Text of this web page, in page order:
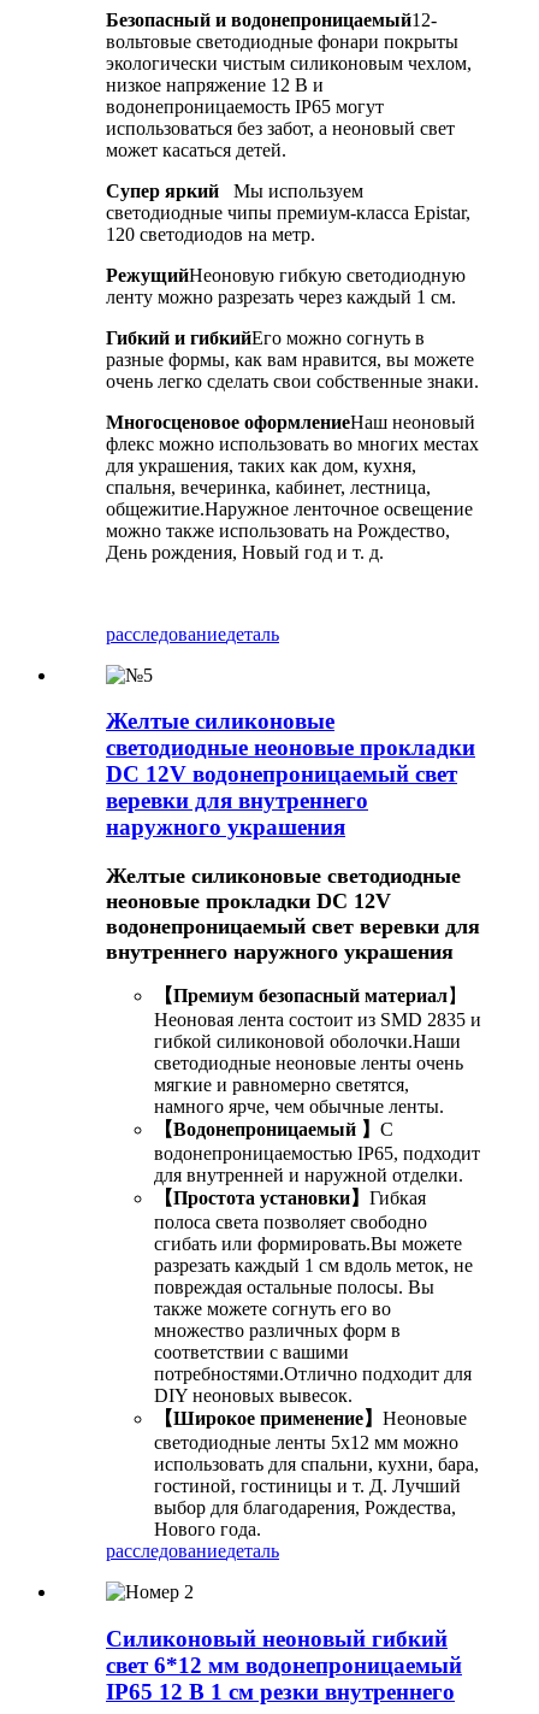
Безопасный и водонепроницаемый12-
вольтовые светодиодные фонари покрыты
экологически чистым силиконовым чехлом,
низкое напряжение 12 В и
водонепроницаемость IP65 могут
использоваться без забот, а неоновый свет
может касаться детей.
Супер яркий
Мы используем
светодиодные чипы премиум-класса Epistar,
120 светодиодов на метр.
РежущийНеоновую гибкую светодиодную
ленту можно разрезать через каждый 1 см.
Гибкий и гибкийЕго можно согнуть в
разные формы, как вам нравится, вы можете
очень легко сделать свои собственные знаки.
Многосценовое оформлениеНаш неоновый
флекс можно использовать во многих местах
для украшения, таких как дом, кухня,
спальня, вечеринка, кабинет, лестница,
общежитие.Наружное ленточное освещение
можно также использовать на Рождество,
День рождения, Новый год и т. д.
расследованиедеталь
Желтые силиконовые
светодиодные неоновые прокладки
DC 12V водонепроницаемый свет
веревки для внутреннего
наружного украшения
Желтые силиконовые светодиодные
неоновые прокладки DC 12V
водонепроницаемый свет веревки для
внутреннего наружного украшения
【Премиум безопасный материал】
Неоновая лента состоит из SMD 2835 и
гибкой силиконовой оболочки.Наши
светодиодные неоновые ленты очень
мягкие и равномерно светятся,
намного ярче, чем обычные ленты.
【Водонепроницаемый 】 С
водонепроницаемостью IP65, подходит
для внутренней и наружной отделки.
【Простота установки】 Гибкая
полоса света позволяет свободно
сгибать или формировать.Вы можете
разрезать каждый 1 см вдоль меток, не
повреждая остальные полосы. Вы
также можете согнуть его во
множество различных форм в
соответствии с вашими
потребностями.Отлично подходит для
DIY неоновых вывесок.
【Широкое применение】 Неоновые
светодиодные ленты 5x12 мм можно
использовать для спальни, кухни, бара,
гостиной, гостиницы и т. Д. Лучший
выбор для благодарения, Рождества,
Нового года.
расследованиедеталь
Силиконовый неоновый гибкий
свет 6*12 мм водонепроницаемый
IP65 12 В 1 см резки внутреннего